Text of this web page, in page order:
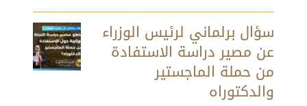
سؤال برلماني لرئيس الوزراء
عن مصير دراسة الاستفادة
من حملة الماجستير
والدكتوراه